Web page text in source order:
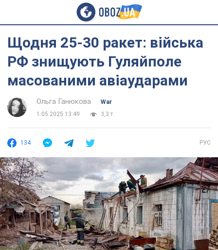
Щодня 25-30 ракет: війська
РФ знищують Гуляйполе
масованими авіаударами
Ольга Ганюкова
War
1.05.2025 13:49
3,3 т.
134 РУС